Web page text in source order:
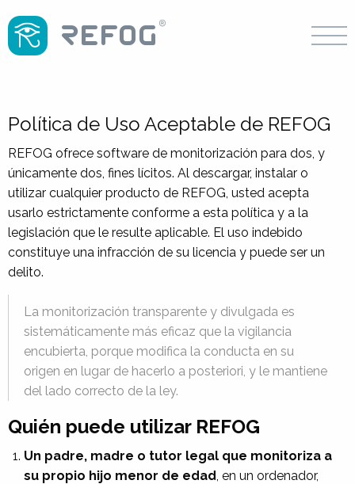
Política de Uso Aceptable de REFOG
REFOG ofrece software de monitorización para dos, y
únicamente dos, fines lícitos. Al descargar, instalar o
utilizar cualquier producto de REFOG, usted acepta
usarlo estrictamente conforme a esta política y a la
legislación que le resulte aplicable. El uso indebido
constituye una infracción de su licencia y puede ser un
delito.
La monitorización transparente y divulgada es
sistemáticamente más eficaz que la vigilancia
encubierta, porque modifica la conducta en su
origen en lugar de hacerlo a posteriori, y le mantiene
del lado correcto de la ley.
Quién puede utilizar REFOG
Un padre, madre o tutor legal que monitoriza a
su propio hijo menor de edad, en un ordenador,